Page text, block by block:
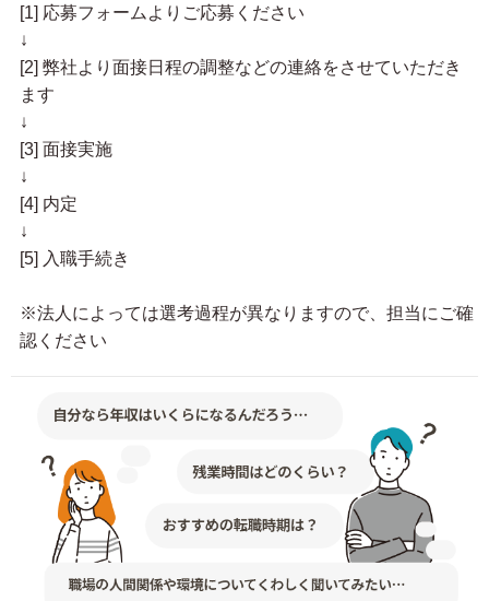
[1] 応募フォームよりご応募ください
↓
[2] 弊社より面接日程の調整などの連絡をさせていただき
ます
↓
[3] 面接実施
↓
[4] 内定
↓
[5] 入職手続き
※法人によっては選考過程が異なりますので、担当にご確
認ください